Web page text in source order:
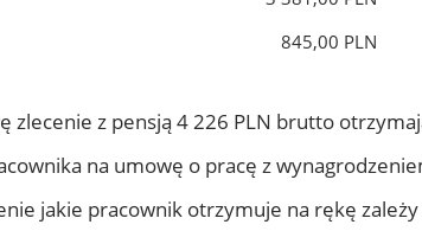
845,00 PLN
zlecenie z pensją 4 226 PLN brutto
na umowę o pracę z
jakie pracownik otrzymuje na rękę